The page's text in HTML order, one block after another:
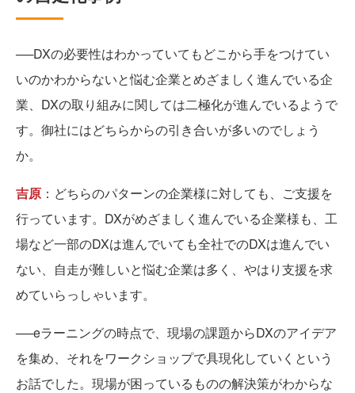
──DXの必要性はわかっていてもどこから手をつけてい
いのかわからないと悩む企業とめざましく進んでいる企
業、DXの取り組みに関しては二極化が進んでいるようで
す。御社にはどちらからの引き合いが多いのでしょう
か。
吉原 ：どちらのパターンの企業様に対しても、ご支援を
行っています。DXがめざましく進んでいる企業様も、工
場など一部のDXは進んでいても全社でのDXは進んでい
ない、自走が難しいと悩む企業は多く、やはり支援を求
めていらっしゃいます。
──eラーニングの時点で、現場の課題からDXのアイデア
を集め、それをワークショップで具現化していくという
お話でした。現場が困っているものの解決策がわからな